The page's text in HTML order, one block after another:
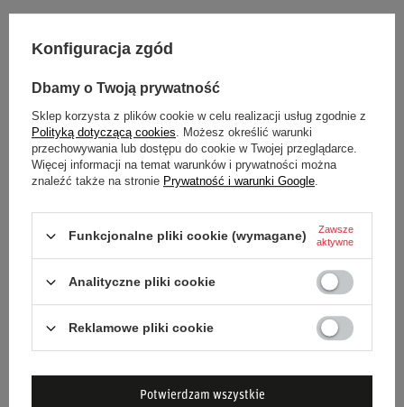
sklepie, możesz skorzystać ze specjalnego formularza i przesłać nam opis
szukanego przedmiotu. Aby móc to zrobić musisz być
NEWSLETTER
Bądź na bieżąco i zapisz się do naszego
Podaj swój adres e-mail
Wyrażam zgodę na przetwarzanie moich
Konfiguracja zgód
Dbamy o Twoją prywatność
Sklep korzysta z plików cookie w celu realizacji usług zgodnie z
Polityką dotyczącą cookies. Możesz określić warunki
przechowywania lub dostępu do cookie w Twojej przeglądarce.
Więcej informacji na temat warunków i prywatności można
znaleźć także na stronie Prywatność i warunki Google.
Funkcjonalne pliki cookie (wymagane)
Zawsze
aktywne
Analityczne pliki cookie
Reklamowe pliki cookie
Potwierdzam wszystkie